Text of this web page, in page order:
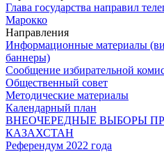
Глава государства направил
Марокко
Направления
Информационные материалы
баннеры)
Сообщение избирательной
Общественный совет
Методические материалы
Календарный план
ВНЕОЧЕРЕДНЫЕ ВЫБОРЫ
КАЗАХСТАН
Референдум 2022 года